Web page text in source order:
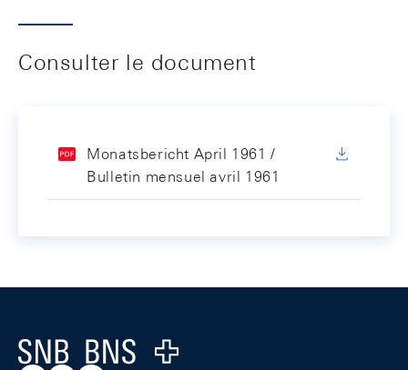
Consulter le document
Monatsbericht April 1961 /
Bulletin mensuel avril 1961
Logo